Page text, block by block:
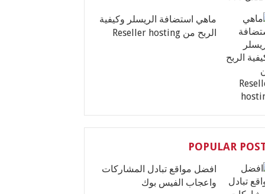
ماهي استضافة الريسلر وكيفية
الربح من Reseller hosting
POPULAR
افضل مواقع تبادل المشاركات
واعجاب الفيس بوك